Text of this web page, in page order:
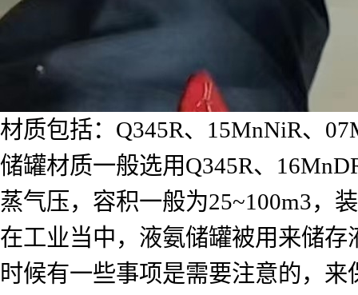
材质包括：Q345R、15MnNiR、
储罐材质一般选用Q345R、
蒸气压，容积一般为25~100m3，
在工业当中，液氨储罐被用来储
时候有一些事项是需要注意的，